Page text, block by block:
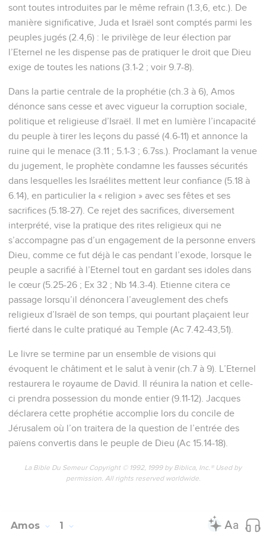
sont toutes introduites par le même refrain (1.3,6, etc.). De
manière significative, Juda et Israël sont comptés parmi les
peuples jugés (2.4,6) : le privilège de leur élection par
l’Eternel ne les dispense pas de pratiquer le droit que Dieu
exige de toutes les nations (3.1-2 ; voir 9.7-8).
Dans la partie centrale de la prophétie (ch.3 à 6), Amos
dénonce sans cesse et avec vigueur la corruption sociale,
politique et religieuse d’Israël. Il met en lumière l’incapacité
du peuple à tirer les leçons du passé (4.6-11) et annonce la
ruine qui le menace (3.11 ; 5.1-3 ; 6.7ss.). Proclamant la venue
du jugement, le prophète condamne les fausses sécurités
dans lesquelles les Israélites mettent leur confiance (5.18 à
6.14), en particulier la « religion » avec ses fêtes et ses
sacrifices (5.18-27). Ce rejet des sacrifices, diversement
interprété, vise la pratique des rites religieux qui ne
s’accompagne pas d’un engagement de la personne envers
Dieu, comme ce fut déjà le cas pendant l’exode, lorsque le
peuple a sacrifié à l’Eternel tout en gardant ses idoles dans
le cœur (5.25-26 ; Ex 32 ; Nb 14.3-4). Etienne citera ce
passage lorsqu’il dénoncera l’aveuglement des chefs
religieux d’Israël de son temps, qui pourtant plaçaient leur
fierté dans le culte pratiqué au Temple (Ac 7.42-43,51).
Le livre se termine par un ensemble de visions qui
évoquent le châtiment et le salut à venir (ch.7 à 9). L’Eternel
restaurera le royaume de David. Il réunira la nation et celle-
ci prendra possession du monde entier (9.11-12). Jacques
déclarera cette prophétie accomplie lors du concile de
Jérusalem où l’on traitera de la question de l’entrée des
païens convertis dans le peuple de Dieu (Ac 15.14-18).
La Bible Du Semeur Copyright © 1992, 1999 by Biblica, Inc.® Used by
permission. All rights reserved worldwide.
Amos 1